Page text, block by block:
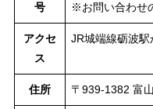
号
※お問い合わせ
アクセ
ス
JR城端線砺波
住所 〒939-1382 富